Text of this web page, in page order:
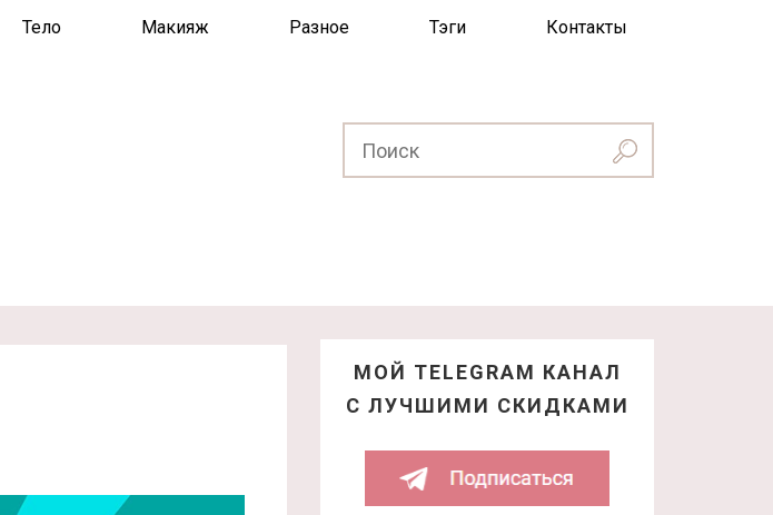
Тело Макияж Разное Тэги Контакты
МОЙ TELEGRAM КАНАЛ
С ЛУЧШИМИ СКИДКАМИ